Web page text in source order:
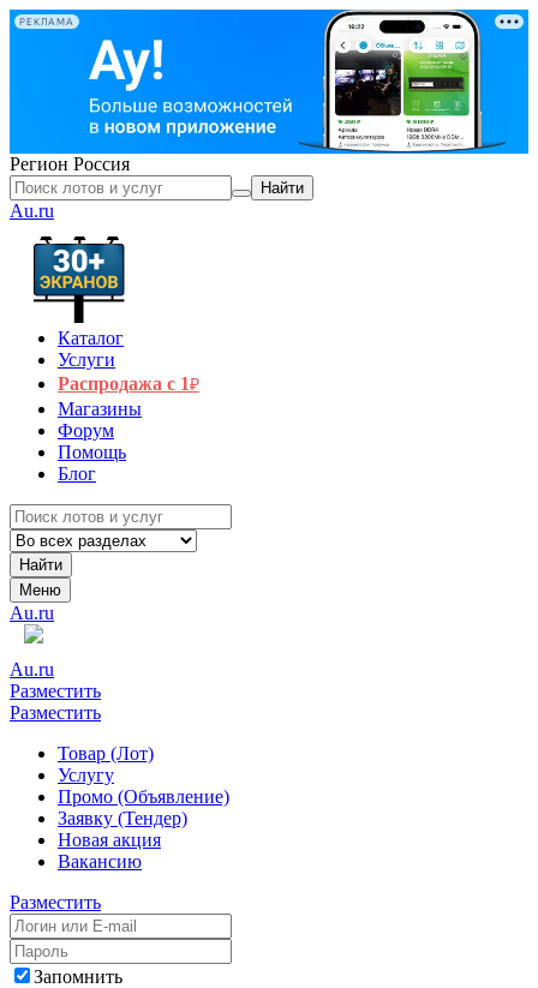
РЕКЛАМА
Регион Россия
Найти
Au.ru
Каталог
Услуги
Распродажа с 1₽
Магазины
Форум
Помощь
Блог
Найти
Меню
Au.ru
Au.ru
Разместить
Разместить
Товар (Лот)
Услугу
Промо (Объявление)
Заявку (Тендер)
Новая акция
Вакансию
Разместить
Запомнить